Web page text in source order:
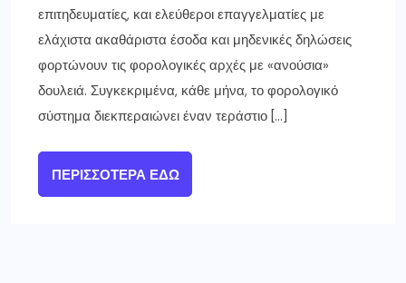
επιτηδευματίες, και ελεύθεροι επαγγελματίες με
ελάχιστα ακαθάριστα έσοδα και μηδενικές δηλώσεις
φορτώνουν τις φορολογικές αρχές με «ανούσια»
δουλειά. Συγκεκριμένα, κάθε μήνα, το φορολογικό
σύστημα διεκπεραιώνει έναν τεράστιο […]
ΠΕΡΙΣΣΌΤΕΡΑ ΕΔΏ